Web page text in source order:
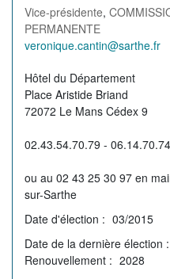
Vice-présidente,
PERMANENTE
Courriel
l'élu(e)
veronique.cantin@sarthe.fr
Contact
Hôtel du Département
Place Aristide Briand
72072 Le Mans Cédex 9
02.43.54.70.79 -
ou au 02 43 25 30 97 en
sur-Sarthe
Date d'élection
03/2015
Date de la dernière élection
Renouvellement
2028